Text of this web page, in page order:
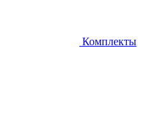
Комплекты